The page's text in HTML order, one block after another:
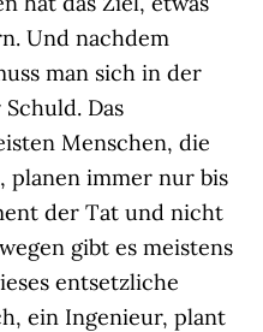
Und nachdem
man sich in der
Das
Menschen, die
planen immer nur bis
der Tat und nicht
gibt es meistens
entsetzliche
ein Ingenieur, plant